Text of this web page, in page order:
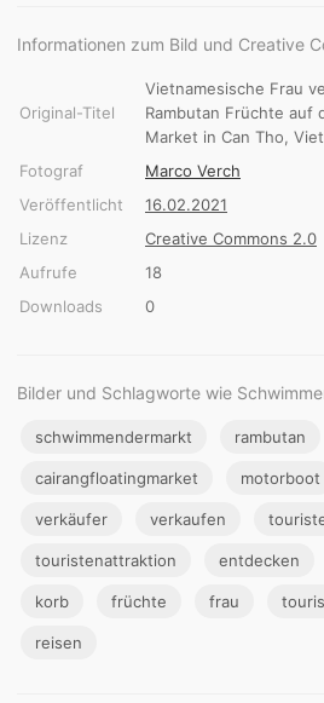
Informationen zum Bild und Creative
Original-Titel
Vietnamesische Frau
Rambutan Früchte auf
Market in Can Tho,
Fotograf
Marco Verch
Veröffentlicht
16.02.2021
Lizenz
Creative Commons 2.0
Aufrufe
18
Downloads
0
Bilder und Schlagworte wie
schwimmendermarkt rambutan
cairangfloatingmarket motorboot
verkäufer verkaufen
touristenattraktion entdecken
korb früchte frau
reisen